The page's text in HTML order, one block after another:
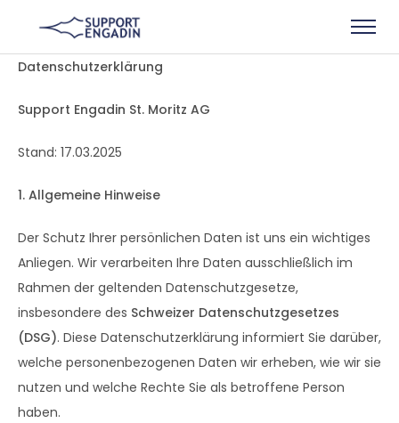
Datenschutzerklärung
Support Engadin St. Moritz AG
Stand: 17.03.2025
1. Allgemeine Hinweise
Der Schutz Ihrer persönlichen Daten ist uns ein wichtiges
Anliegen. Wir verarbeiten Ihre Daten ausschließlich im
Rahmen der geltenden Datenschutzgesetze,
insbesondere des Schweizer Datenschutzgesetzes
(DSG). Diese Datenschutzerklärung informiert Sie darüber,
welche personenbezogenen Daten wir erheben, wie wir sie
nutzen und welche Rechte Sie als betroffene Person
haben.